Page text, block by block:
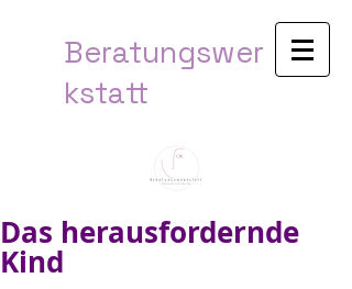
Beratungswer
kstatt​
Das herausfordernde
Kind